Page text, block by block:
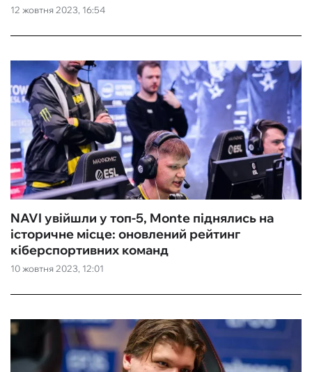
12 жовтня 2023, 16:54
10 жовтня 2023, 12:01
NAVI увійшли у топ-5, Monte піднялись на
історичне місце: оновлений рейтинг
кіберспортивних команд